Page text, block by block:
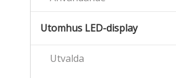
Utomhus LED-display
Utvalda